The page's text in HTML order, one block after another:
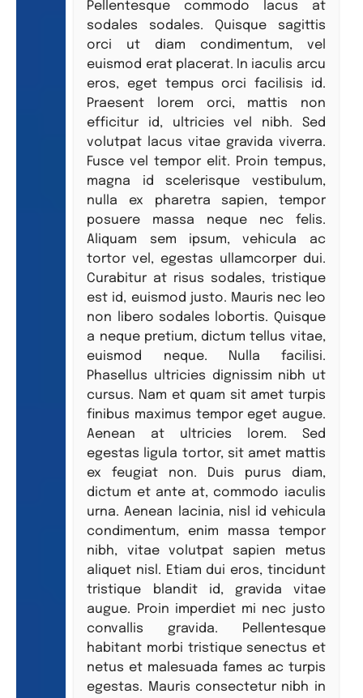
Pellentesque commodo lacus at
sodales sodales. Quisque sagittis
orci ut diam condimentum, vel
euismod erat placerat. In iaculis arcu
eros, eget tempus orci facilisis id.
Praesent lorem orci, mattis non
efficitur id, ultricies vel nibh. Sed
volutpat lacus vitae gravida viverra.
Fusce vel tempor elit. Proin tempus,
magna id scelerisque vestibulum,
nulla ex pharetra sapien, tempor
posuere massa neque nec felis.
Aliquam sem ipsum, vehicula ac
tortor vel, egestas ullamcorper dui.
Curabitur at risus sodales, tristique
est id, euismod justo. Mauris nec leo
non libero sodales lobortis. Quisque
a neque pretium, dictum tellus vitae,
euismod neque. Nulla facilisi.
Phasellus ultricies dignissim nibh ut
cursus. Nam et quam sit amet turpis
finibus maximus tempor eget augue.
Aenean at ultricies lorem. Sed
egestas ligula tortor, sit amet mattis
ex feugiat non. Duis purus diam,
dictum et ante at, commodo iaculis
urna. Aenean lacinia, nisl id vehicula
condimentum, enim massa tempor
nibh, vitae volutpat sapien metus
aliquet nisl. Etiam dui eros, tincidunt
tristique blandit id, gravida vitae
augue. Proin imperdiet mi nec justo
convallis gravida. Pellentesque
habitant morbi tristique senectus et
netus et malesuada fames ac turpis
egestas. Mauris consectetur nibh in